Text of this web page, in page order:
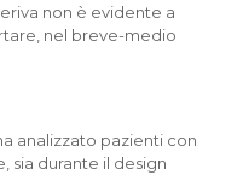
non è evidente a
nel breve-medio
analizzato pazienti con
sia durante il design